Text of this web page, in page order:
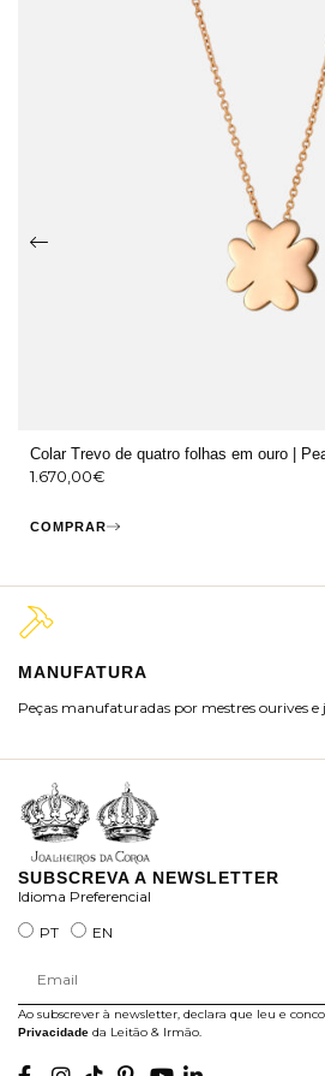
Colar Trevo de quatro folhas em ouro |
1.670,00€
COMPRAR
MANUFATURA
Peças manufaturadas por mestres ourives e
SUBSCREVA A NEWSLETTER
Idioma Preferencial
PT
EN
Ao subscrever à newsletter, declara que leu e
Privacidade da Leitão & Irmão.